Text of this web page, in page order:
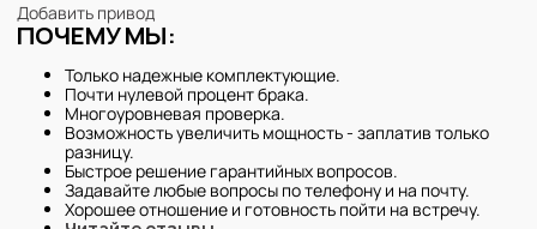
Добавить привод
ПОЧЕМУ МЫ:
Только надежные комплектующие.
Почти нулевой процент брака.
Многоуровневая проверка.
Возможность увеличить мощность - заплатив только
разницу.
Быстрое решение гарантийных вопросов.
Задавайте любые вопросы по телефону и на почту.
Хорошее отношение и готовность пойти на встречу.